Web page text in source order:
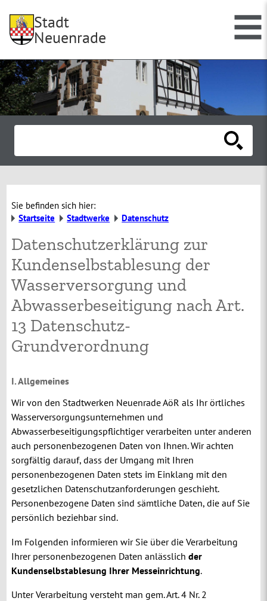
Stadt
Neuenrade
Sie befinden sich hier:
Startseite
Stadtwerke Datenschutz
Datenschutzerklärung zur
Kundenselbstablesung der
Wasserversorgung und
Abwasserbeseitigung nach Art.
13 Datenschutz-
Grundverordnung
I. Allgemeines
Wir von den Stadtwerken Neuenrade AöR als Ihr örtliches
Wasserversorgungsunternehmen und
Abwasserbeseitigungspflichtiger verarbeiten unter anderen
auch personenbezogenen Daten von Ihnen. Wir achten
sorgfältig darauf, dass der Umgang mit Ihren
personenbezogenen Daten stets im Einklang mit den
gesetzlichen Datenschutzanforderungen geschieht.
Personenbezogene Daten sind sämtliche Daten, die auf Sie
persönlich beziehbar sind.
Im Folgenden informieren wir Sie über die Verarbeitung
Ihrer personenbezogenen Daten anlässlichder
Kundenselbstablesung Ihrer Messeinrichtung.
Unter Verarbeitung versteht man gem. Art. 4 Nr. 2